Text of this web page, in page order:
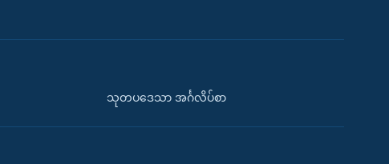
သုတပဒေသာ အင်္ဂလိပ်စာ